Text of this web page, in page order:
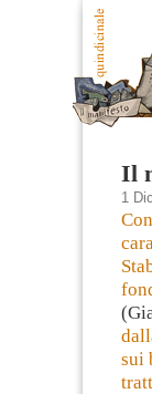
Il
1
sui